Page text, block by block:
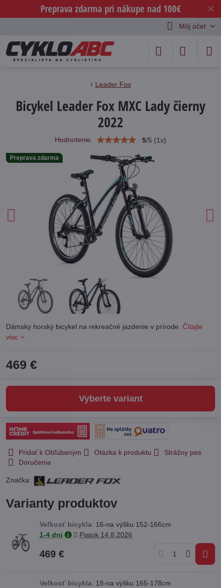
✕
Preprava zdarma pri nákupe nad 100€
Môj účet
Preprava zdarma
Leader Fox
Bicykel Leader Fox MXC Lady čierny
2022
Hodnotenie 5/5 (1x)
Dámsky horský bicykel na rekreačné jazdenie v prírode. Čítajte
viac
469 €
Vyberte variant
Pridať k Obľúbeným Otázka k produktu
Strážny pes
Doručenia
Značka:
Varianty produktov
Veľkosť bicykla: 16-na výšku 152-166cm
1-4 dni
Piatok 14.8.2026
469 €
Veľkosť bicykla: 18-na výšku 165-178cm